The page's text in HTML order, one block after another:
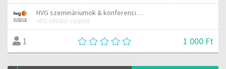
HVG szemináriumok & konferenciák
HVG oktatói csoport
1 1 000 Ft